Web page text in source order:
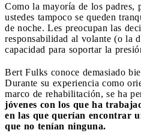
Como la mayoría de los padres,
ustedes tampoco se queden
de noche. Les preocupan las
responsabilidad al volante (o la
capacidad para soportar la
Bert Fulks conoce demasiado
Durante su experiencia como
marco de rehabilitación, se ha
jóvenes con los que ha
en las que querían encontrar
que no tenían ninguna.